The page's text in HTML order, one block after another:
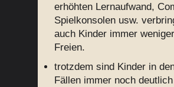
erhöhten Lernaufwand,
Spielkonsolen usw.
auch Kinder immer
Freien.
trotzdem sind Kinder in
Fällen immer noch